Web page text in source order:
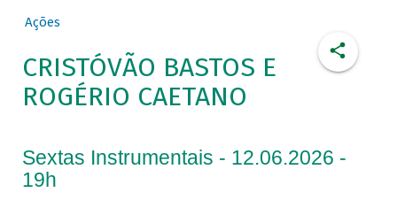
Ações
CRISTÓVÃO BASTOS E
ROGÉRIO CAETANO
Sextas Instrumentais - 12.06.2026 -
19h